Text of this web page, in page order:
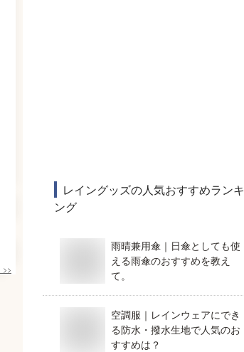
>>
レイングッズの人気おすすめランキ
ング
雨晴兼用傘｜日傘としても使
える雨傘のおすすめを教え
て。
空調服｜レインウェアにでき
る防水・撥水生地で人気のお
すすめは？